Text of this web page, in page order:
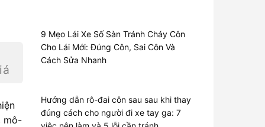
mô-
9 Mẹo Lái Xe Số Sàn Tránh Cháy Côn
Cho Lái Mới: Đúng Côn, Sai Côn Và
Cách Sửa Nhanh
Hướng dẫn rô-đai côn sau sau khi thay
đúng cách cho người đi xe tay ga: 7